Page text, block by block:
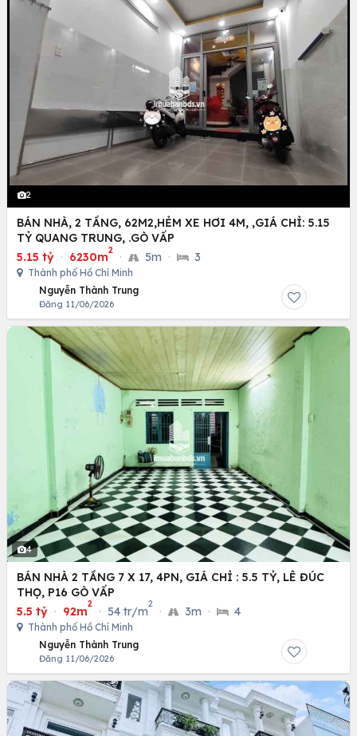
2
BÁN NHÀ, 2 TẦNG, 62M2,HẺM XE HƠI 4M, ,GIÁ CHỈ: 5.15
TỶ QUANG TRUNG, .GÒ VẤP
5.15 tỷ · 6230m
2
· 5m · 3
Thành phố Hồ Chí Minh
Nguyễn Thành Trung
Đăng 11/06/2026
4
BÁN NHÀ 2 TẦNG 7 X 17, 4PN, GIÁ CHỈ : 5.5 TỶ, LÊ ĐÚC
THỌ, P16 GÒ VẤP
5.5 tỷ · 92m
2
· 54 tr/m
2
· 3m · 4
Thành phố Hồ Chí Minh
Nguyễn Thành Trung
Đăng 11/06/2026